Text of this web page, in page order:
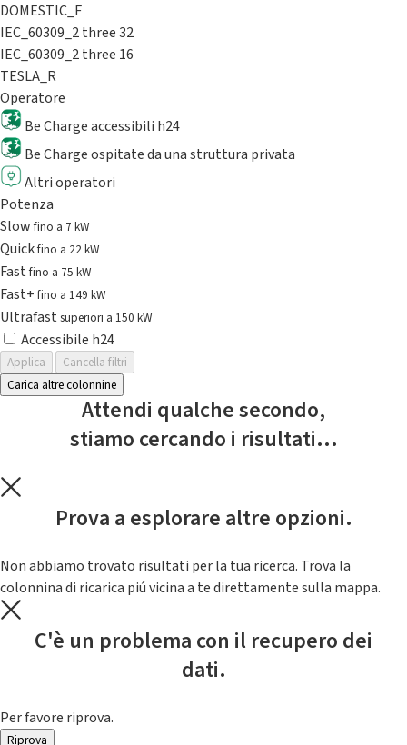
DOMESTIC_F
IEC_60309_2 three 32
IEC_60309_2 three 16
TESLA_R
Operatore
Be Charge accessibili h24
Be Charge ospitate da una struttura privata
Altri operatori
Potenza
Slowfino a 7 kW
Quickfino a 22 kW
Fastfino a 75 kW
Fast+fino a 149 kW
Ultrafast superiori a 150 kW
Accessibile h24
Applica
Cancella filtri
Carica altre colonnine
Attendi qualche secondo,
stiamo cercando i risultati...
Prova a esplorare altre opzioni.
Non abbiamo trovato risultati per la tua ricerca. Trova la
colonnina di ricarica piú vicina a te direttamente sulla mappa.
C'è un problema con il recupero dei
dati.
Per favore riprova.
Riprova